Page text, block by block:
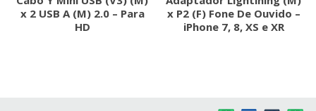
x 2 USB A (M) 2.0 – Para
HD
x P2 (F) Fone De Ouvido –
iPhone 7, 8, XS e XR